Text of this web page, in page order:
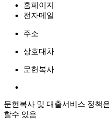
홈페이지
전자메일
주소
상호대차
문헌복사
문헌복사 및 대출서비스 정책
할수 있음